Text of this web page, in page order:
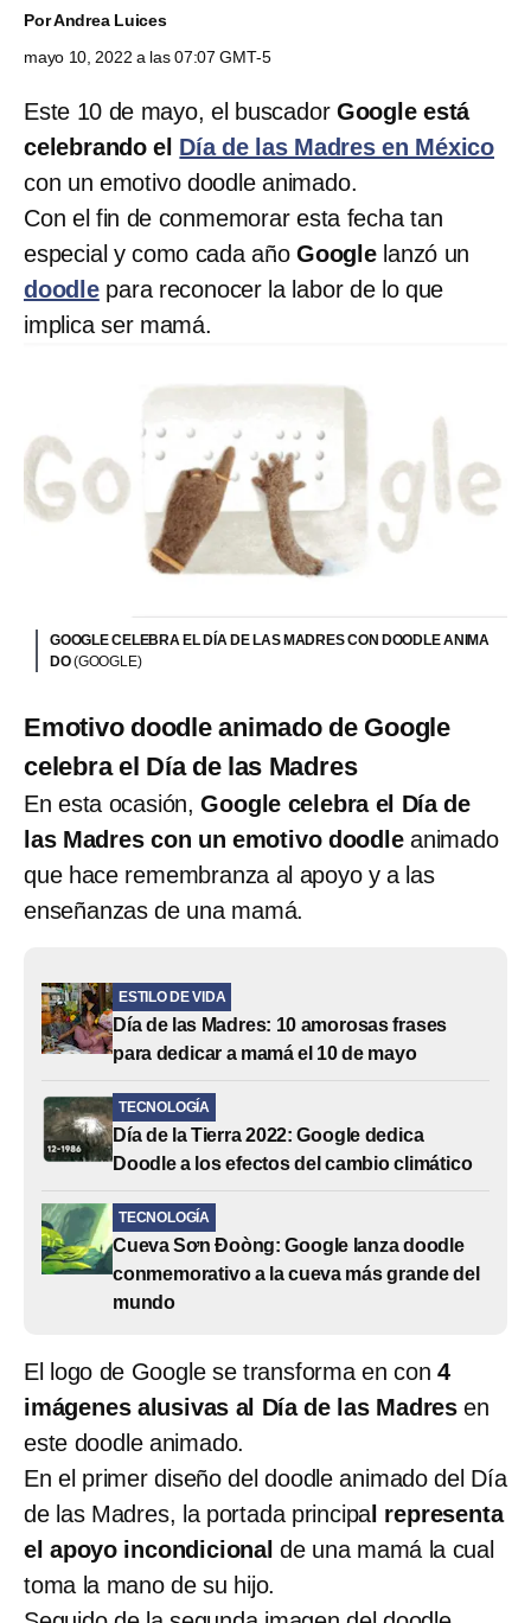
PorAndrea Luices
mayo 10, 2022 a las 07:07 GMT-5
Este 10 de mayo, el buscador Google está
celebrando el Día de las Madres en México
con un emotivo doodle animado.
Con el fin de conmemorar esta fecha tan
especial y como cada añoGooglelanzó un
doodlepara reconocer la labor de lo que
implica ser mamá.
GOOGLE CELEBRA EL DÍA DE LAS MADRES CON DOODLE ANIMA
DO(GOOGLE)
Emotivo doodle animado de Google
celebra el Día de las Madres
En esta ocasión,Google celebra el Día de
las Madres con un emotivo doodleanimado
que hace remembranza al apoyo y a las
enseñanzas de una mamá.
ESTILO DE VIDA
Día de las Madres: 10 amorosas frases
para dedicar a mamá el 10 de mayo
TECNOLOGÍA
Día de la Tierra 2022: Google dedica
Doodle a los efectos del cambio climático
TECNOLOGÍA
Cueva Sơn Đoòng: Google lanza doodle
conmemorativo a la cueva más grande del
mundo
El logo de Google se transforma en con 4
imágenes alusivas al Día de las Madres en
este doodle animado.
En el primer diseño del doodle animado del Día
de las Madres, la portada principa l representa
el apoyo incondicionalde una mamá la cual
toma la mano de su hijo.